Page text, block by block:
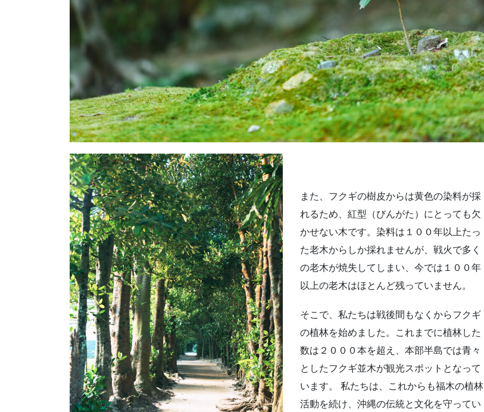
また、フクギの樹皮からは黄色の染料が採
れるため、紅型（びんがた）にとっても欠
かせない木です。染料は１００年以上たっ
た老木からしか採れませんが、戦火で多く
の老木が焼失してしまい、今では１００年
以上の老木はほとんど残っていません。
そこで、私たちは戦後間もなくからフクギ
の植林を始めました。これまでに植林した
数は２０００本を超え、本部半島では青々
としたフクギ並木が観光スポットとなって
います。 私たちは、これからも福木の植林
活動を続け、沖縄の伝統と文化を守ってい